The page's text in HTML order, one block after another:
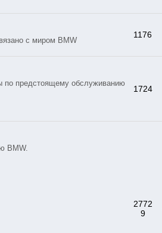
с миром BMW
1176
по предстоящему обслуживанию
1724
BMW.
2772
9